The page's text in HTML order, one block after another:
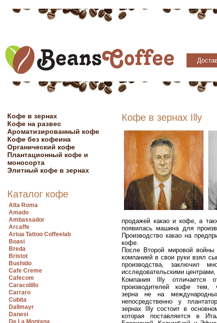
Кофе в зернах
Кофе на развес
Ароматизированный кофе
Кофе без кофеина
Органический кофе
Плантационный кофе и
моносорта
Элитный кофе в зернах
Каталог кофе
Alta Roma
Amado
Ambassador
Arcaffe
Artua Tattoo Coffeelab
Boasi
Breda
Bristot
Bushido
Cafe Creme
Cafecom
Caracolillo
Carraro
Cubita
Dallmayr
Danesi
De La Montana
Кофе в зернах Illy
продажей какао и кофе, а
появилась машина для
Производство какао на
кофе.
После Второй мировой
компанией в свои руки взял
производства, заключил
исследовательскими
Компания Illy отличается
производителей кофе тем,
зерна не на
непосредственно у
зернах Illy состоит в
которая поставляется в